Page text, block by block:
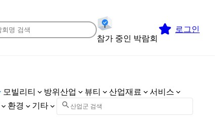
참가 중인 박람회
로그인
모빌리티 방위산업 뷰티 산업재료
서비스
환경 기타